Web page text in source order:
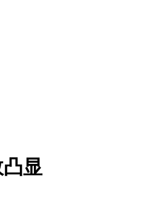
显